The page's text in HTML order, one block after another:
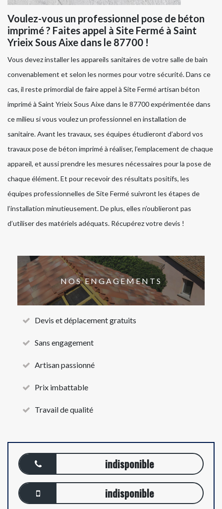
Voulez-vous un professionnel pose de béton
imprimé ? Faites appel à Site Fermé à Saint
Yrieix Sous Aixe dans le 87700 !
Vous devez installer les appareils sanitaires de votre salle de bain
convenablement et selon les normes pour votre sécurité. Dans ce
cas, il reste primordial de faire appel à Site Fermé artisan béton
imprimé à Saint Yrieix Sous Aixe dans le 87700 expérimentée dans
ce milieu si vous voulez un professionnel en installation de
sanitaire. Avant les travaux, ses équipes étudieront d’abord vos
travaux pose de béton imprimé à réaliser, l’emplacement de chaque
appareil, et aussi prendre les mesures nécessaires pour la pose de
chaque élément. Et pour recevoir des résultats positifs, les
équipes professionnelles de Site Fermé suivront les étapes de
l’installation minutieusement. De plus, elles n’oublieront pas
d’utiliser des matériels adéquats. Récupérez votre devis !
NOS ENGAGEMENTS
Devis et déplacement gratuits
Sans engagement
Artisan passionné
Prix imbattable
Travail de qualité
indisponible
indisponible